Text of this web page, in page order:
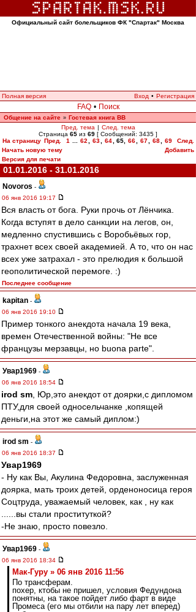
Официальный сайт болельщиков ФК "Спартак" Москва
Полная версия Вход • Регистрация
FAQ • Поиск
Общение на сайте » Гостевая книга ВВ
Пред. тема | След. тема
Страница 65 из 69 [ Сообщений: 3435 ]
На страницу Пред. 1 62 63 64 65, 66 67 68 69
След.
Начать новую тему
Добавить
Версия для печати
01.01.2016 - 31.01.2016
Novoros -
06 янв 2016 19:17
Вся власть от бога. Руки прочь от Лёнчика.
Когда вступят в дело санкции на легов, он,
медленно спустившись с Воробьёвых гор,
трахнет всех своей академией. А то, что он нас
всех уже затрахал - это прелюдия к большой
геополитической перемоге. :)
Последнее сообщение
kapitan -
06 янв 2016 19:10
Пример тонкого анекдота начала 19 века,
времен Отечественной войны: "Не все
французы мерзавцы, но buona parte".
Увар1969 -
06 янв 2016 18:54
irod sm , Юр,это анекдот от доярки,с дипломом
ПТУ,для своей односельчанке ,копящей
деньги,на этот же самый диплом:)
irod sm -
06 янв 2016 18:37
Увар1969
- Ну как Вы, Акулина Федоровна, заслуженная
доярка, мать троих детей, орденоносица героя
Соцтруда, уважаемый человек, как , ну как
......вы стали проституткой?
-Не знаю, просто повезло.
Увар1969 -
06 янв 2016 18:34
Мак-Гуру » 06 янв 2016 11:56
По трансферам.
похер, ктобы не пришел, условия Федундона
понятны, на такое пойдет либо фарт в виде
Промеса (его мы отбили на пару лет вперед)